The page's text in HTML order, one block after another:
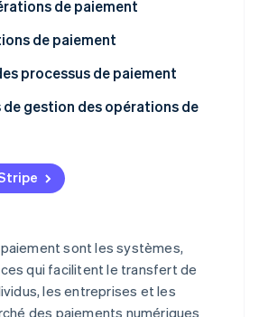
2026
de paiement
de paiement
processus de paiement
à automatiser
gestion des opérations de
de paiement
paiements et routage intelligent
des frais
basés sur les données
sont les systèmes,
qui facilitent le transfert de
les entreprises et les
des paiements numériques